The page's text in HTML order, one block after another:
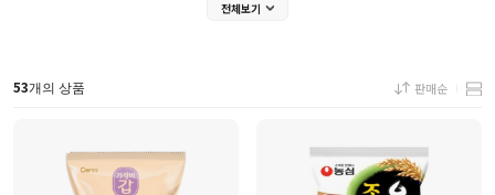
전체보기
53개의 상품 판매순